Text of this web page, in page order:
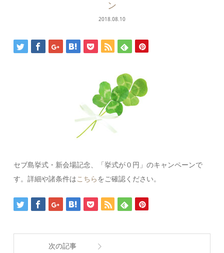
ン
2018.08.10
セブ島挙式・新会場記念、「挙式が０円」のキャンペーンで
す。詳細や諸条件はこちらをご確認ください。
次の記事